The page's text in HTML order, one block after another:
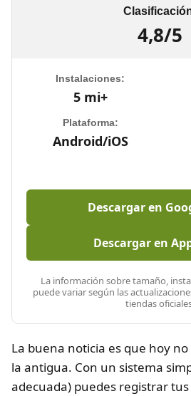
4,8/5
Instalaciones:
5 mi+
Plataforma:
Android/iOS
Descargar en
Descargar en
La información sobre tamaño,
puede variar según las
tiendas
La buena noticia es que hoy
la antigua. Con un sistema
adecuada) puedes registrar